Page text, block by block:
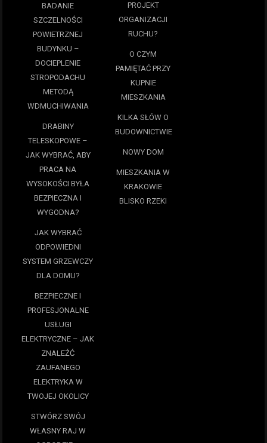
BADANIE
SZCZELNOŚCI
POWIETRZNEJ
BUDYNKU –
DOCIEPLENIE
STROPODACHU
METODĄ
WDMUCHIWANIA
DRABINY
TELESKOPOWE –
JAK WYBRAĆ, ABY
PRACA NA
WYSOKOŚCI BYŁA
BEZPIECZNA I
WYGODNA?
JAK WYBRAĆ
ODPOWIEDNI
SYSTEM GRZEWCZY
DLA DOMU?
BEZPIECZNE I
PROFESJONALNE
USŁUGI
ELEKTRYCZNE – JAK
ZNALEŹĆ
ZAUFANEGO
ELEKTRYKA W
TWOJEJ OKOLICY
STWÓRZ SWÓJ
WŁASNY RAJ W
PROJEKT
ORGANIZACJI
RUCHU?
O CZYM
PAMIĘTAĆ PRZY
KUPNIE
MIESZKANIA
KILKA SŁÓW O
BUDOWNICTWIE
NOWY DOM
MIESZKANIA W
KRAKOWIE
BLISKO RZEKI